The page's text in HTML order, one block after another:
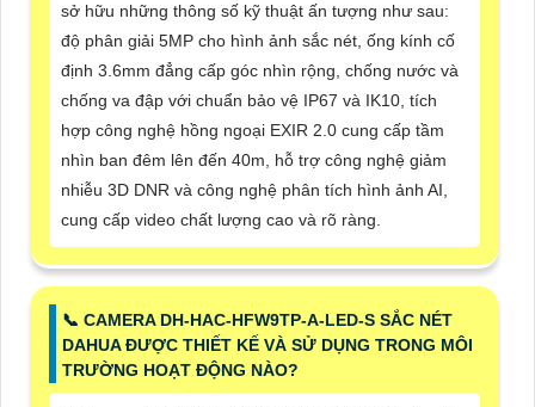
sở hữu những thông số kỹ thuật ấn tượng như sau:
độ phân giải 5MP cho hình ảnh sắc nét, ống kính cố
định 3.6mm đẳng cấp góc nhìn rộng, chống nước và
chống va đập với chuẩn bảo vệ IP67 và IK10, tích
hợp công nghệ hồng ngoại EXIR 2.0 cung cấp tầm
nhìn ban đêm lên đến 40m, hỗ trợ công nghệ giảm
nhiễu 3D DNR và công nghệ phân tích hình ảnh AI,
cung cấp video chất lượng cao và rõ ràng.
📞 CAMERA DH-HAC-HFW9TP-A-LED-S SẮC NÉT
DAHUA ĐƯỢC THIẾT KẾ VÀ SỬ DỤNG TRONG MÔI
TRƯỜNG HOẠT ĐỘNG NÀO?